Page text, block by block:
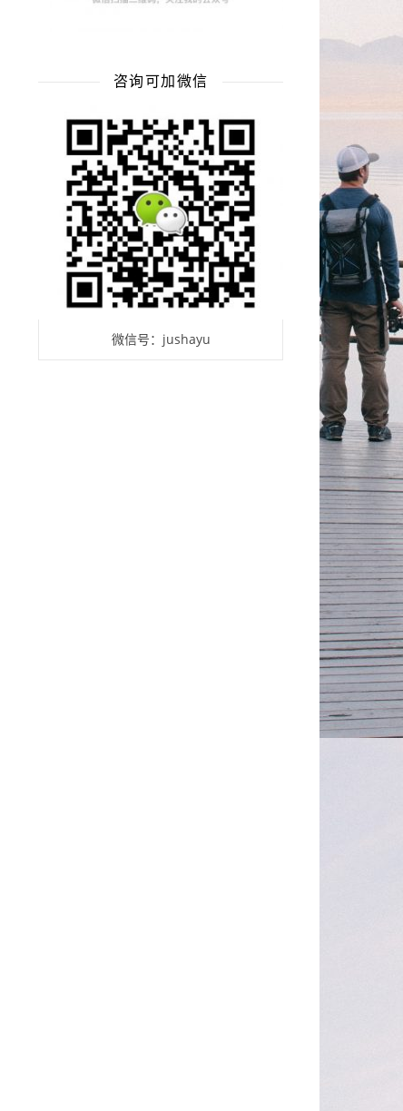
咨询可加微信
微信号：jushayu